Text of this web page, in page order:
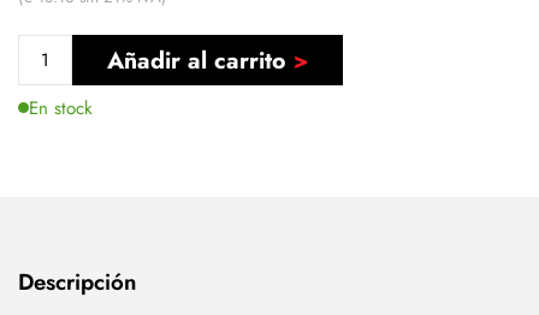
Añadir al carrito
En stock
Descripción